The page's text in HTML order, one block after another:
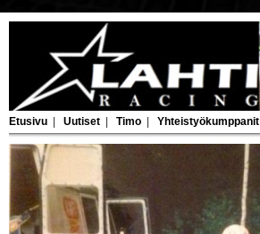
Etusivu Uutiset Timo Yhteistyökumppanit